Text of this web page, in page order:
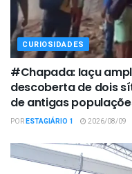
CURIOSIDADES
#Chapada: Iaçu
descoberta de dois
de antigas
PORESTAGIÁRIO 1 2026/08/09